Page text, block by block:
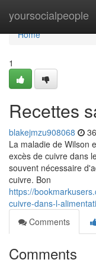
yoursocialpeople
Home
Home
1
Recettes
blakejmzu908068
La maladie de Wilson
excès de cuivre dans
souvent nécessaire
cuivre. Bon
https://
cuivre-dans-l-
Comments
Comments